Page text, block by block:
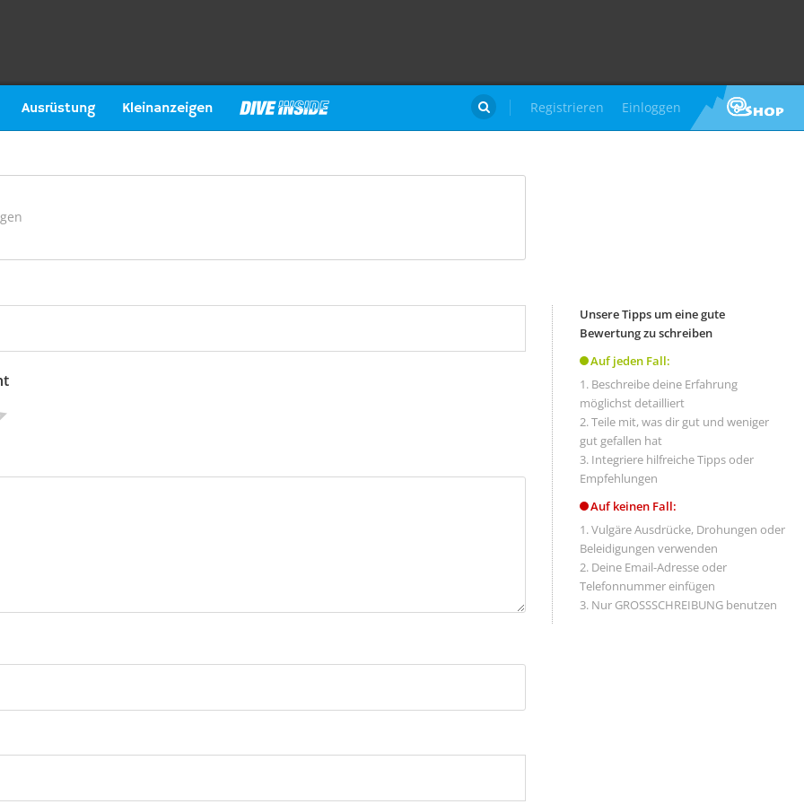
Ausrüstung Kleinanzeigen Registrieren Einloggen

Unsere Tipps um eine gute
Bewertung zu schreiben
Auf jeden Fall:
Beschreibe deine Erfahrung
möglichst detailliert
Teile mit, was dir gut und weniger
gut gefallen hat
Integriere hilfreiche Tipps oder
Empfehlungen
Auf keinen Fall:
Vulgäre Ausdrücke, Drohungen oder
Beleidigungen verwenden
Deine Email-Adresse oder
Telefonnummer einfügen
Nur GROSSSCHREIBUNG benutzen